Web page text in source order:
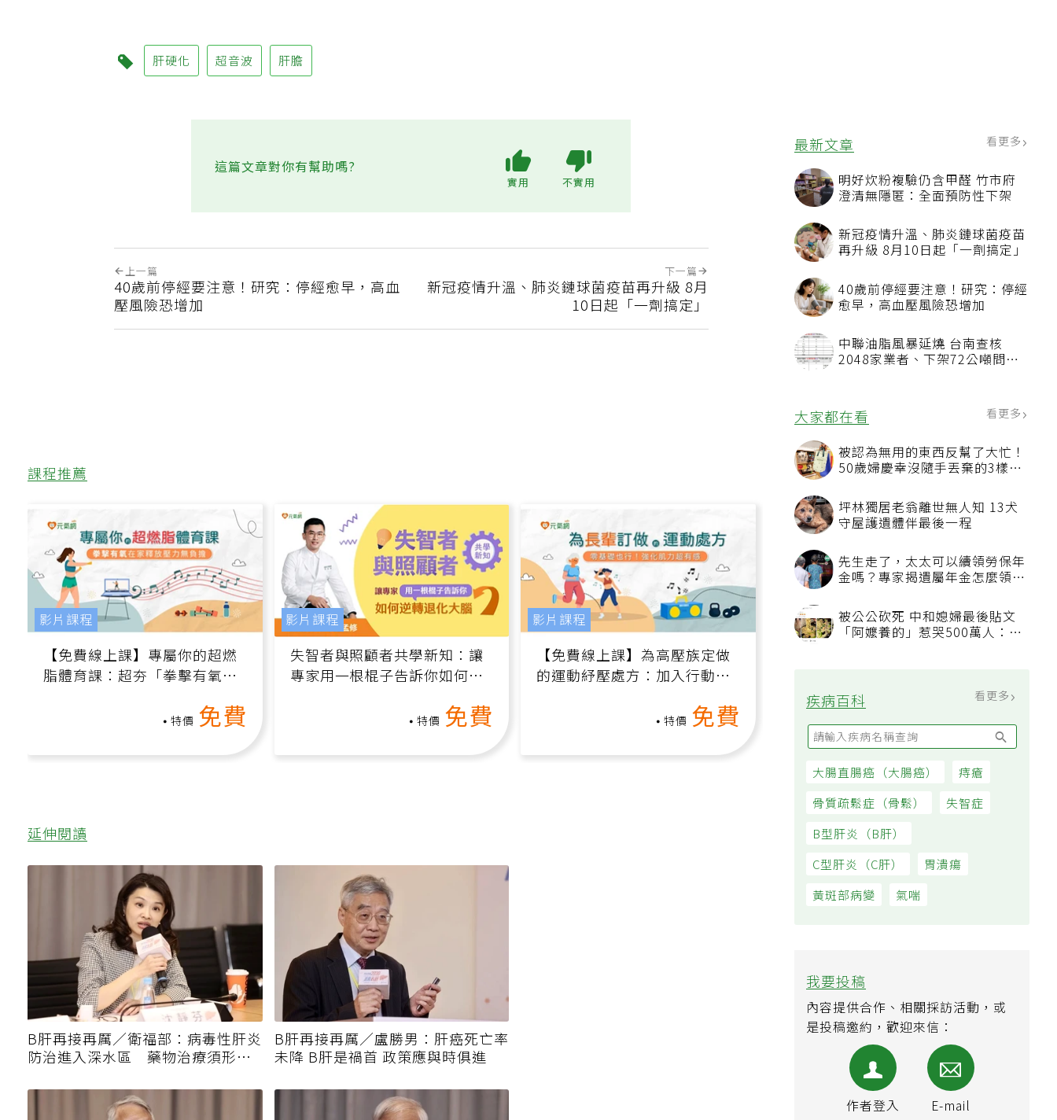
最新文章 看更多
明好炊粉複驗仍含甲醛 竹市府
澄清無隱匿：全面預防性下架
新冠疫情升溫、肺炎鏈球菌疫苗
再升級 8月10日起「一劑搞定」
40歲前停經要注意！研究：停經
愈早，高血壓風險恐增加
中聯油脂風暴延燒 台南查核
2048家業者、下架72公噸問題
大家都在看 看更多
被認為無用的東西反幫了大忙！
50歲婦慶幸沒隨手丟棄的3樣物
坪林獨居老翁離世無人知 13犬
守屋護遺體伴最後一程
先生走了，太太可以續領勞保年
金嗎？專家揭遺屬年金怎麼領，
被公公砍死 中和媳婦最後貼文
「阿嬤養的」惹哭500萬人：下
疾病百科
大腸直腸癌（大腸癌） 痔瘡
我要投稿
內容提供合作、相關採訪活動，或
是投稿邀約，歡迎來信：
肝硬化 超音波 肝膽
這篇文章對你有幫助嗎?
實用 不實用
上一篇
40歲前停經要注意！研究：停經愈早，高血
壓風險恐增加
下一篇
新冠疫情升溫、肺炎鏈球菌疫苗再升級 8月
10日起「一劑搞定」
課程推薦
【免費線上課】專屬你的超燃
脂體育課：超夯「拳擊有氧」
高壓族在家釋放壓力無負擔
免費
影片課程
失智者與照顧者共學新知：讓
專家用一根棍子告訴你如何逆
轉退化大腦（線上影音課）
免費
影片課程
【免費線上課】為高壓族定做
的運動紓壓處方：加入行動、
增肌、互動元素，0基礎也能
免費
影片課程
延伸閱讀
B肝再接再厲／衛福部：病毒性肝炎
防治進入深水區 藥物治療須形成
共識
B肝再接再厲／盧勝男：肝癌死亡率
未降 B肝是禍首 政策應與時俱進